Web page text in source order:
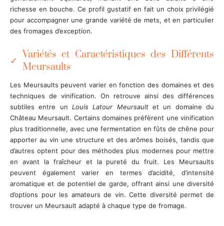
richesse en bouche. Ce profil gustatif en fait un choix privilégié
pour accompagner une grande variété de mets, et en particulier
des fromages d’exception.
Variétés et Caractéristiques des Différents
Meursaults
Les Meursaults peuvent varier en fonction des domaines et des
techniques de vinification. On retrouve ainsi des différences
subtiles entre un Louis Latour Meursaultet un domaine du
Château Meursault. Certains domaines préfèrent une vinification
plus traditionnelle, avec une fermentation en fûts de chêne pour
apporter au vin une structure et des arômes boisés, tandis que
d’autres optent pour des méthodes plus modernes pour mettre
en avant la fraîcheur et la pureté du fruit. Les Meursaults
peuvent également varier en termes d’acidité, d’intensité
aromatique et de potentiel de garde, offrant ainsi une diversité
d’options pour les amateurs de vin. Cette diversité permet de
trouver un Meursault adapté à chaque type de fromage.